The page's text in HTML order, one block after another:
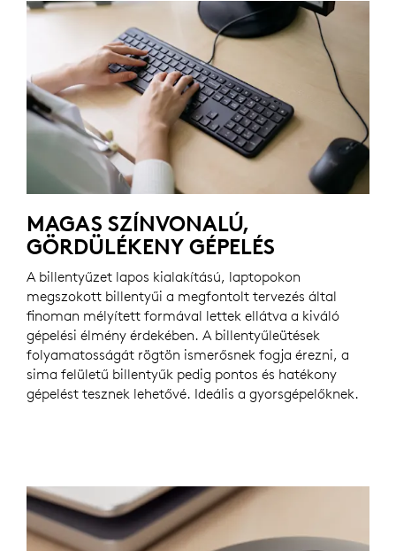
MAGAS SZÍNVONALÚ,
GÖRDÜLÉKENY GÉPELÉS
A billentyűzet lapos kialakítású, laptopokon
megszokott billentyűi a megfontolt tervezés által
finoman mélyített formával lettek ellátva a kiváló
gépelési élmény érdekében. A billentyűleütések
folyamatosságát rögtön ismerősnek fogja érezni, a
sima felületű billentyűk pedig pontos és hatékony
gépelést tesznek lehetővé. Ideális a gyorsgépelőknek.